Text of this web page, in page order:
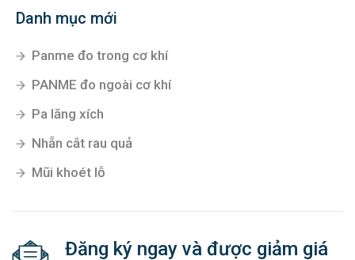
Danh mục mới
Panme đo trong cơ khí
PANME đo ngoài cơ khí
Pa lăng xích
Nhẵn cắt rau quả
Mũi khoét lỗ
Đăng ký ngay và được giảm giá